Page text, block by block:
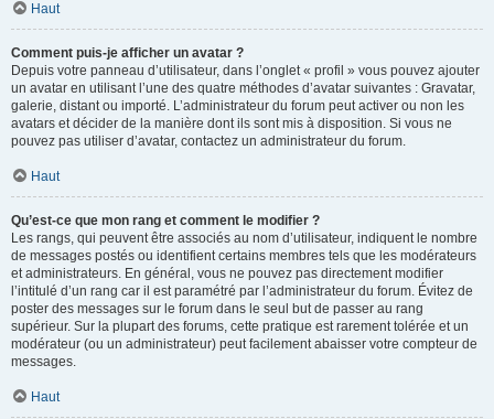
Haut
Comment puis-je afficher un avatar ?
Depuis votre panneau d’utilisateur, dans l’onglet « profil » vous pouvez ajouter
un avatar en utilisant l’une des quatre méthodes d’avatar suivantes : Gravatar,
galerie, distant ou importé. L’administrateur du forum peut activer ou non les
avatars et décider de la manière dont ils sont mis à disposition. Si vous ne
pouvez pas utiliser d’avatar, contactez un administrateur du forum.
Haut
Qu’est-ce que mon rang et comment le modifier ?
Les rangs, qui peuvent être associés au nom d’utilisateur, indiquent le nombre
de messages postés ou identifient certains membres tels que les modérateurs
et administrateurs. En général, vous ne pouvez pas directement modifier
l’intitulé d’un rang car il est paramétré par l’administrateur du forum. Évitez de
poster des messages sur le forum dans le seul but de passer au rang
supérieur. Sur la plupart des forums, cette pratique est rarement tolérée et un
modérateur (ou un administrateur) peut facilement abaisser votre compteur de
messages.
Haut